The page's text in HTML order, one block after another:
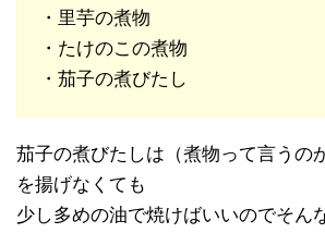
・里芋の煮物
・たけのこの煮物
・茄子の煮びたし
茄子の煮びたしは（煮物って言うの
を揚げなくても
少し多めの油で焼けばいいのでそん